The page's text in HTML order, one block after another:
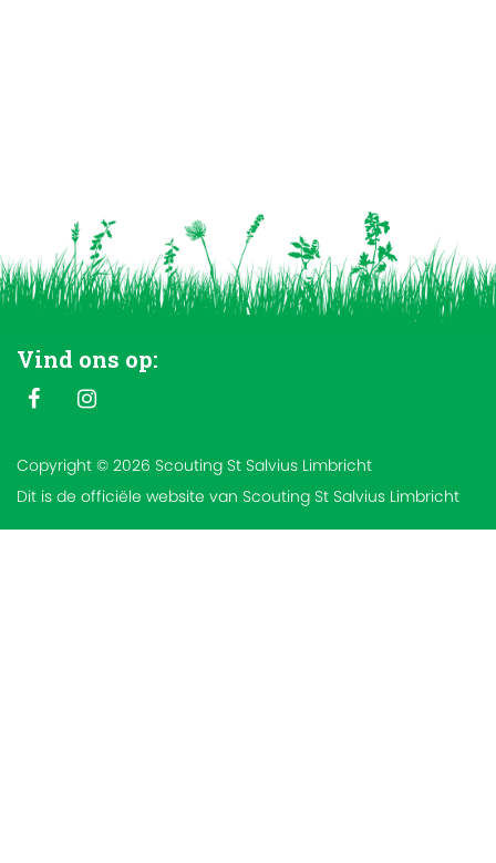
Vind ons op:
Copyright © 2026 Scouting St Salvius Limbricht
Dit is de officiële website van Scouting St Salvius Limbricht